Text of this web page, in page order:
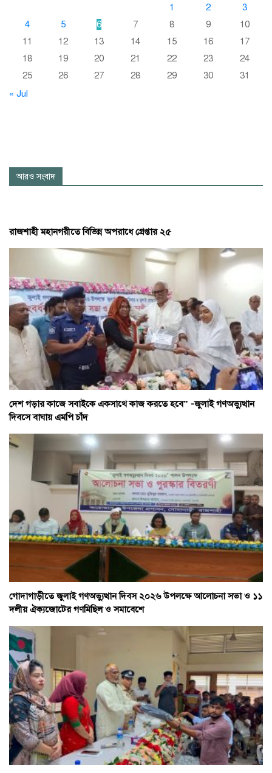
1 2
3
4
5 6 7 8 9
10
11
12 13 14 15 16
17
18
19 20 21 22 23
24
25
26 27 28 29 30
31
« Jul
আরও সংবাদ
রাজশাহী মহানগরীতে বিভিন্ন অপরাধে গ্রেপ্তার ২৫
দেশ গড়ার কাজে সবাইকে একসাথে কাজ করতে হবে” -জুলাই গণঅভ্যুত্থান
দিবসে বাঘায় এমপি চাঁদ
গোদাগাড়ীতে জুলাই গণঅভ্যুত্থান দিবস ২০২৬ উপলক্ষে আলোচনা সভা ও ১১
দলীয় ঐক্যজোটের গণমিছিল ও সমাবেশে